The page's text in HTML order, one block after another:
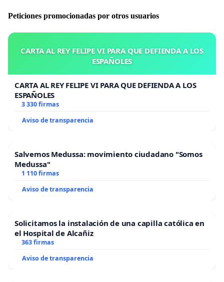
Peticiones promocionadas por otros usuarios
CARTA AL REY FELIPE VI PARA QUE DEFIENDA A LOS
ESPAÑOLES
CARTA AL REY FELIPE VI PARA QUE DEFIENDA A LOS
ESPAÑOLES
3 330 firmas
Aviso de transparencia
Salvemos Medussa: movimiento ciudadano "Somos
Medussa"
1 110 firmas
Aviso de transparencia
Solicitamos la instalación de una capilla católica en
el Hospital de Alcañiz
363 firmas
Aviso de transparencia